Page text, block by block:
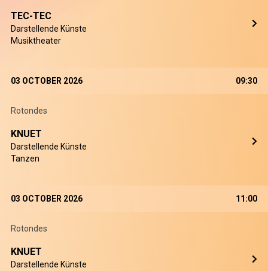
TEC-TEC
Darstellende Künste
Musiktheater
03 OCTOBER 2026 09:30
Rotondes
KNUET
Darstellende Künste
Tanzen
03 OCTOBER 2026 11:00
Rotondes
KNUET
Darstellende Künste